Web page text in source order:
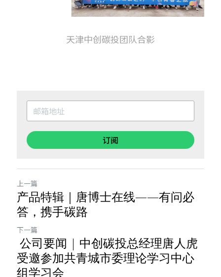
天津中创碳投团队合影
订阅
上一篇
产品特辑｜唐博士在线——有问必
答，携手碳路
下一篇
公司要闻 | 中创碳投总经理唐人虎
受邀参加共青城市委理论学习中心
组学习会